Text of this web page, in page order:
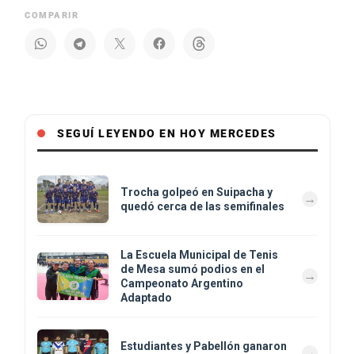
COMPARIR
SEGUÍ LEYENDO EN HOY MERCEDES
Trocha golpeó en Suipacha y
quedó cerca de las semifinales
La Escuela Municipal de Tenis
de Mesa sumó podios en el
Campeonato Argentino
Adaptado
Estudiantes y Pabellón ganaron